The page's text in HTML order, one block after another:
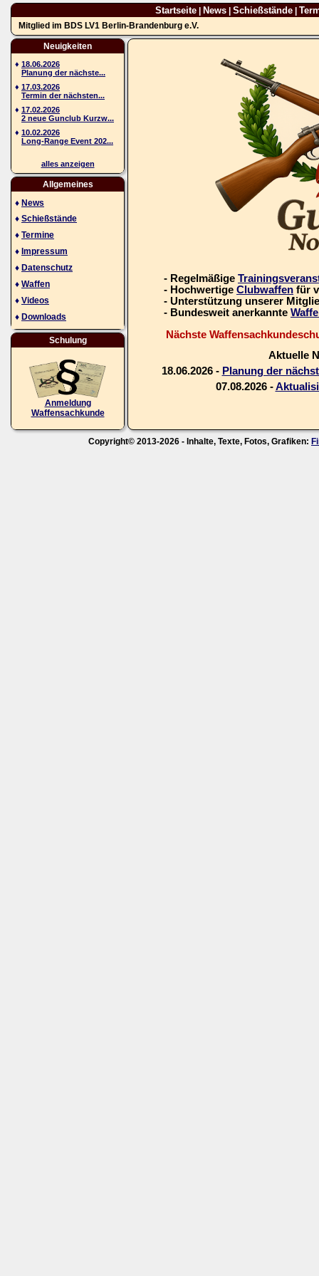
Startseite| News| Schießstände|
Mitglied im BDS LV1 Berlin-Brandenburg e.V.
Neuigkeiten
♦ 18.06.2026
Planung der nächste...
♦ 17.03.2026
Termin der nächsten...
♦ 17.02.2026
2 neue Gunclub Kurzw...
♦ 10.02.2026
Long-Range Event 202...
alles anzeigen
Allgemeines
♦ News
♦ Schießstände
♦ Termine
♦ Impressum
♦ Datenschutz
♦ Waffen
♦ Videos
♦ Downloads
Schulung
Anmeldung
Waffensachkunde
- Regelmäßige
- Hochwertige Clubwaffen für
- Unterstützung unserer
- Bundesweit anerkannte
Nächste
Aktuelle
18.06.2026 - Planung der
07.08.2026 -
Copyright© 2013-2026 - Inhalte, Texte, Fotos, Grafiken: